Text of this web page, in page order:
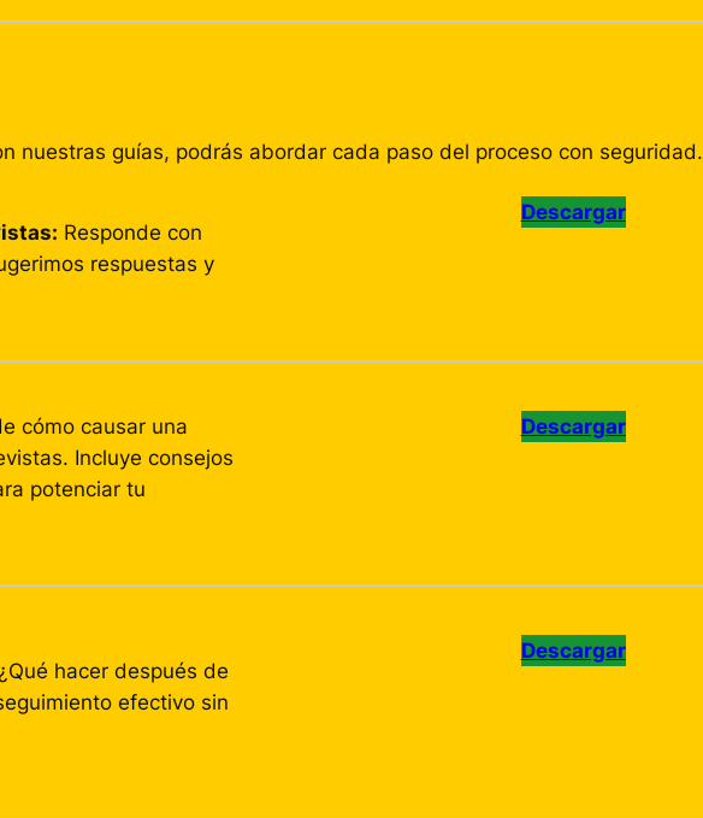
nuestras guías, podrás abordar cada paso del proceso con seguridad.
Responde con
respuestas y
Descargar
cómo causar una
Incluye consejos
potenciar tu
Descargar
¿Qué hacer después de
efectivo sin
Descargar